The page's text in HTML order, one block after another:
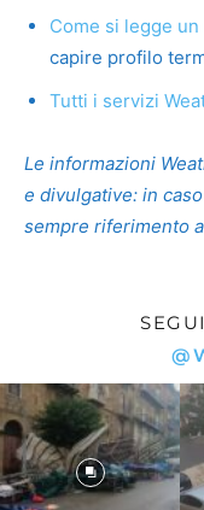
Come si legge
capire profilo
Tutti i servizi
Le informazioni
e divulgative: in
sempre riferimento